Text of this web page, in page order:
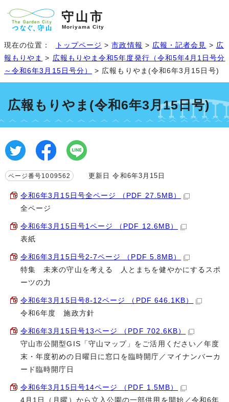
守山市
Moriyama City
現在の位置： トップページ >市政情報 > 広報・記者会見 > 広
報もりやま > 広報もりやま令和5年度発行（令和5年4月1日号分
～令和6年3月15日号分）
> 広報もりやま(令和6年3月15日号)
広報もりやま(令和6年3月15日号)
ページ番号1009562 更新日 令和6年3月15日
令和6年3月15日号全ページ （PDF 27.5MB）
全ページ
令和6年3月15日号1ページ （PDF 12.6MB）
表紙
令和6年3月15日号2-7ページ （PDF 5.8MB）
特集 未来の守山を考える 人とまちを健やかにするスポ
ーツの力
令和6年3月15日号8-12ページ （PDF 646.1KB）
令和6年度 施政方針
令和6年3月15日号13ページ （PDF 702.6KB）
守山市公開型GIS「守山マップ」をご活用ください／年度
末・年度初めの日曜日に窓口を臨時開庁／マイナンバーカ
ード臨時開庁日
令和6年3月15日号14ページ （PDF 1.5MB）
4月1日（月曜）から立入公園の一部供用を開始／令和6年